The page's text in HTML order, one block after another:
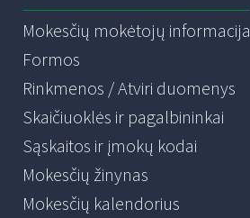
Mokesčių mokėtojų informacija
Formos
Rinkmenos / Atviri duomenys
Skaičiuoklės ir pagalbininkai
Sąskaitos ir įmokų kodai
Mokesčių žinynas
Mokesčių kalendorius